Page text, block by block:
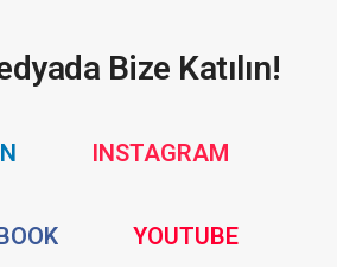
Bize Katılın!
Social INSTAGRAMSocial
Social YOUTUBESocial